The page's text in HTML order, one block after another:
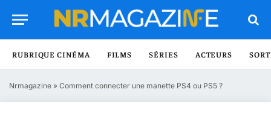
RUBRIQUE CINÉMA FILMS SÉRIES ACTEURS
Nrmagazine » Comment connecter une manette PS4 ou PS5 ?